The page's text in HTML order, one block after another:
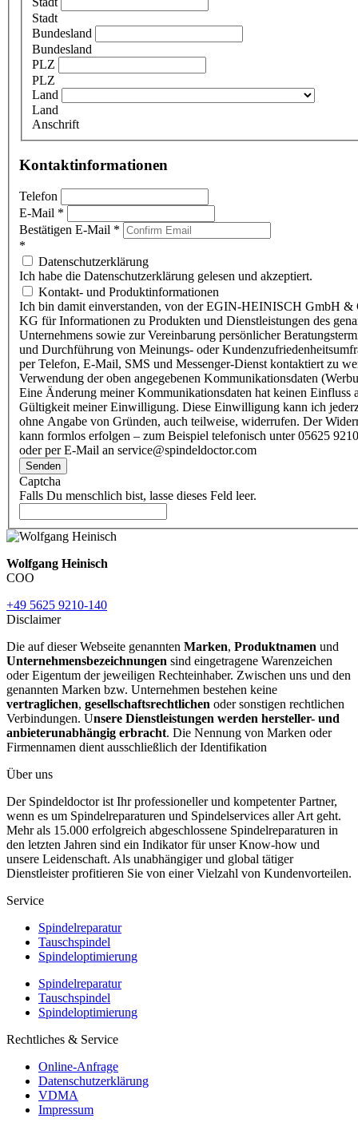
Stadt
Bundesland
Bundesland
PLZ
PLZ
Land
Land
Anschrift
Kontaktinformationen
Telefon
E-Mail *
Bestätigen E-Mail *
*
Datenschutzerklärung
Ich habe die Datenschutzerklärung gelesen und akzeptiert.
Kontakt- und Produktinformationen
Ich bin damit einverstanden, von der EGIN-HEINISCH GmbH &
KG für Informationen zu Produkten und Dienstleistungen des
Unternehmens sowie zur Vereinbarung persönlicher
und Durchführung von Meinungs- oder
per Telefon, E-Mail, SMS und Messenger-Dienst kontaktiert zu
Verwendung der oben angegebenen Kommunikationsdaten
Eine Änderung meiner Kommunikationsdaten hat keinen Einfluss
Gültigkeit meiner Einwilligung. Diese Einwilligung kann ich
ohne Angabe von Gründen, auch teilweise, widerrufen. Der
kann formlos erfolgen – zum Beispiel telefonisch unter 05625
oder per E-Mail an service@spindeldoctor.com
Senden
Captcha
Falls Du menschlich bist, lasse dieses Feld leer.
Wolfgang Heinisch
COO
+49 5625 9210-140
Disclaimer
Die auf dieser Webseite genannten Marken, Produktnamen und
Unternehmensbezeichnungen sind eingetragene Warenzeichen
oder Eigentum der jeweiligen Rechteinhaber. Zwischen uns und den
genannten Marken bzw. Unternehmen bestehen keine
vertraglichen, gesellschaftsrechtlichen oder sonstigen rechtlichen
Verbindungen. Unsere Dienstleistungen werden hersteller- und
anbieterunabhängig erbracht. Die Nennung von Marken oder
Firmennamen dient ausschließlich der Identifikation
Über uns
Der Spindeldoctor ist Ihr professioneller und kompetenter Partner,
wenn es um Spindelreparaturen und Spindelservices aller Art geht.
Mehr als 15.000 erfolgreich abgeschlossene Spindelreparaturen in
den letzten Jahren sind ein Indikator für unser Know-how und
unsere Leidenschaft. Als unabhängiger und global tätiger
Dienstleister profitieren Sie von einer Vielzahl von Kundenvorteilen.
Service
Spindelreparatur
Tauschspindel
Spindeloptimierung
Spindelreparatur
Tauschspindel
Spindeloptimierung
Rechtliches & Service
Online-Anfrage
Datenschutzerklärung
VDMA
Impressum